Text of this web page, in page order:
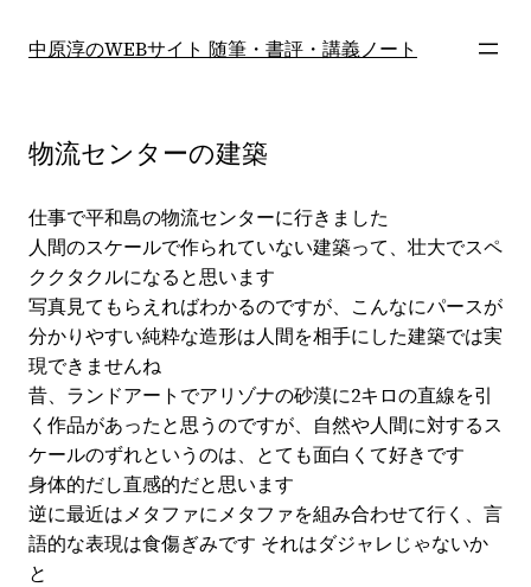
中原淳のWEBサイト 随筆・書評・講義ノート
物流センターの建築
仕事で平和島の物流センターに行きました
人間のスケールで作られていない建築って、壮大でスペ
ククタクルになると思います
写真見てもらえればわかるのですが、こんなにパースが
分かりやすい純粋な造形は人間を相手にした建築では実
現できませんね
昔、ランドアートでアリゾナの砂漠に2キロの直線を引
く作品があったと思うのですが、自然や人間に対するス
ケールのずれというのは、とても面白くて好きです
身体的だし直感的だと思います
逆に最近はメタファにメタファを組み合わせて行く、言
語的な表現は食傷ぎみです それはダジャレじゃないか
と